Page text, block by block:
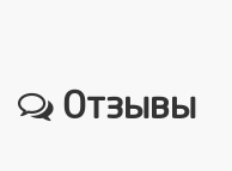
Отзывы